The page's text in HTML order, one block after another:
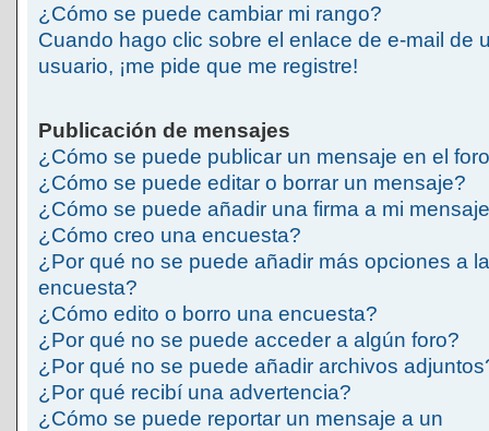
¿Cómo se puede cambiar mi rango?
Cuando hago clic sobre el enlace de e-mail de
usuario, ¡me pide que me registre!
Publicación de mensajes
¿Cómo se puede publicar un mensaje en el
¿Cómo se puede editar o borrar un mensaje?
¿Cómo se puede añadir una firma a mi
¿Cómo creo una encuesta?
¿Por qué no se puede añadir más opciones a la
encuesta?
¿Cómo edito o borro una encuesta?
¿Por qué no se puede acceder a algún foro?
¿Por qué no se puede añadir archivos
¿Por qué recibí una advertencia?
¿Cómo se puede reportar un mensaje a un